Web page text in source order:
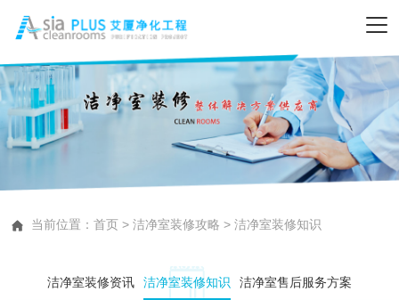
当前位置：首页 >洁净室装修攻略 >洁净室装修知识
洁净室装修资讯 洁净室装修知识 洁净室售后服务方案